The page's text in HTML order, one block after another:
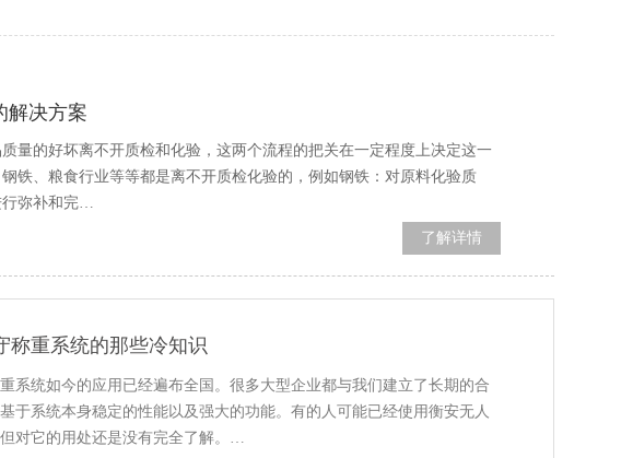
解决方案
量的好坏离不开质检和化验，这两个流程的把关在一定程度上决定这一
铁、粮食行业等等都是离不开质检化验的，例如钢铁：对原料化验质
行弥补和完…
了解详情
称重系统的那些冷知识
系统如今的应用已经遍布全国。很多大型企业都与我们建立了长期的合
于系统本身稳定的性能以及强大的功能。有的人可能已经使用衡安无人
对它的用处还是没有完全了解。…